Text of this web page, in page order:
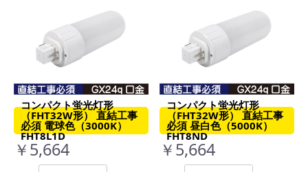
コンパクト蛍光灯形
（FHT32W形） 直結工事
必須 電球色（3000K）
FHT8L1D
￥5,664
コンパクト蛍光灯形
（FHT32W形） 直結工事
必須 昼白色（5000K）
FHT8ND
￥5,664